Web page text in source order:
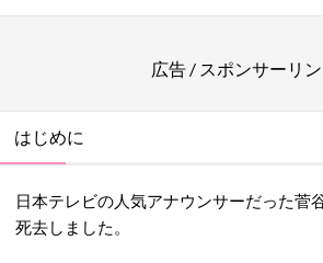
広告 / スポンサーリ
はじめに
日本テレビの人気アナウンサーだった菅
死去しました。